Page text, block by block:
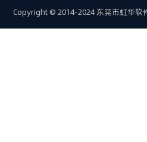
Copyright © 2014-2024 东莞市虹华软